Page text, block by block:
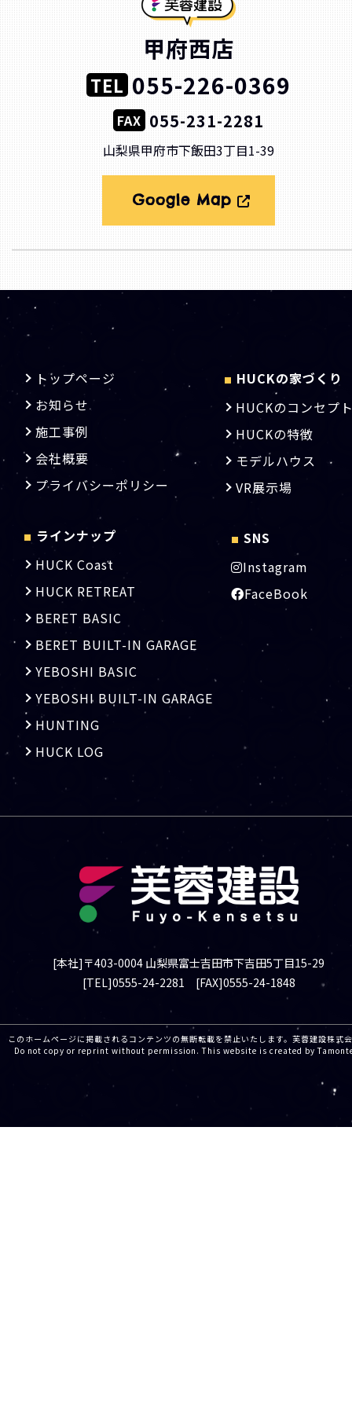
甲府西店
TEL 055-226-0369
FAX 055-231-2281
山梨県甲府市下飯田3丁目1-39
Google Map
トップページ
お知らせ
施工事例
会社概要
プライバシーポリシー
■ HUCKの家づくり
HUCKのコンセプ
HUCKの特徴
モデルハウス
VR展示場
■ ラインナップ
HUCK Coast
HUCK RETREAT
BERET BASIC
BERET BUILT-IN GARAGE
YEBOSHI BASIC
YEBOSHI BUILT-IN GARAGE
HUNTING
HUCK LOG
■ SNS
Instagram
FaceBook
[本社]〒403-0004 山梨県富士吉田市下吉田5丁目15-29
[TEL]0555-24-2281 [FAX]0555-24-1848
このホームページに掲載されるコンテンツの無断転載を禁止いたします。芙蓉建設株
Do not copy or reprint without permission. This website is created by